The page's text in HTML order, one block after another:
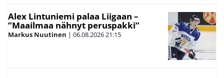
Alex Lintuniemi palaa Liigaan –
”Maailmaa nähnyt peruspakki”
Markus Nuutinen | 06.08.202621:15